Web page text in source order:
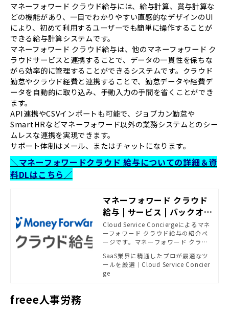
マネーフォワード クラウド給与には、給与計算、賞与計算な
どの機能があり、一目でわかりやすい直感的なデザインのUI
により、初めて利用するユーザーでも簡単に操作することが
できる給与計算システムです。
マネーフォワード クラウド給与は、他のマネーフォワード ク
ラウドサービスと連携することで、データの一貫性を保ちな
がら効率的に管理することができるシステムです。クラウド
勤怠やクラウド経費と連携することで、勤怠データや経費デ
ータを自動的に取り込み、手動入力の手間を省くことができ
ます。
API連携やCSVインポートも可能で、ジョブカン勤怠や
SmartHRなどマネーフォワード以外の業務システムとのシー
ムレスな連携を実現できます。
サポート体制はメール、またはチャットになります。
＼マネーフォワードクラウド 給与についての詳細＆資
料DLはこちら／
マネーフォワード クラウド
給与 | サービス | バックオフ
ィス相談センター - SB C&S
がおすすめする法務・経理
ソリューション | powered
by Cloud Service Concie
rge
Cloud Service Conciergeによるマネ
ーフォワード クラウド給与の紹介ペ
ージです。マネーフォワード クラウ
します
SaaS業界に精通したプロが最適なツ
ールを厳選｜Cloud Service Concier
ge
freee人事労務